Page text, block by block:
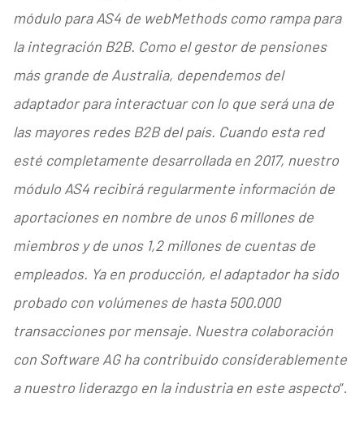
módulo para AS4 de webMethods como rampa para
la integración B2B. Como el gestor de pensiones
más grande de Australia, dependemos del
adaptador para interactuar con lo que será una de
las mayores redes B2B del país. Cuando esta red
esté completamente desarrollada en 2017, nuestro
módulo AS4 recibirá regularmente información de
aportaciones en nombre de unos 6 millones de
miembros y de unos 1,2 millones de cuentas de
empleados. Ya en producción, el adaptador ha sido
probado con volúmenes de hasta 500.000
transacciones por mensaje. Nuestra colaboración
con Software AG ha contribuido considerablemente
a nuestro liderazgo en la industria en este aspecto”.